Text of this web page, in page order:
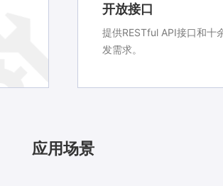
开放接口
提供RESTful API接口和十
发需求。
应用场景